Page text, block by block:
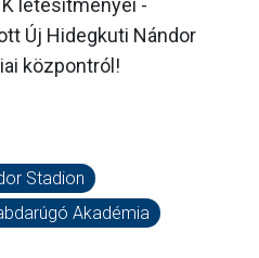
létesítményei -
Új Hidegkuti Nándor
központról!
Stadion
Akadémia